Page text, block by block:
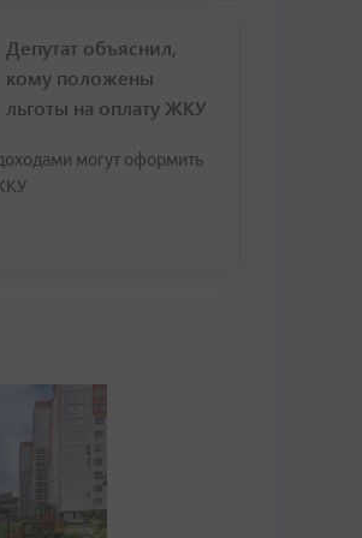
Депутат объяснил,
кому положены
льготы на оплату ЖКУ
могут оформить